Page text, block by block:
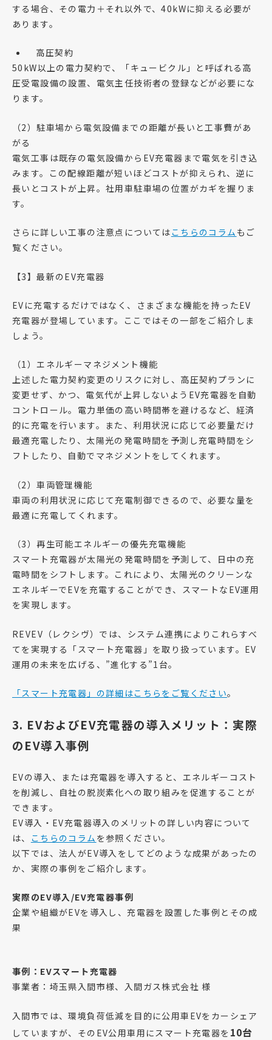
する場合、その電力＋それ以外で、40kWに抑える必要が
あります。
高圧契約
50kW以上の電力契約で、「キュービクル」と呼ばれる高
圧受電設備の設置、電気主任技術者の登録などが必要にな
ります。
（2）駐車場から電気設備までの距離が長いと工事費があ
がる
電気工事は既存の電気設備からEV充電器まで電気を引き込
みます。この配線距離が短いほどコストが抑えられ、逆に
長いとコストが上昇。社用車駐車場の位置がカギを握りま
す。
さらに詳しい工事の注意点については こちらのコラム もご
覧ください。
【3】最新のEV充電器
EVに充電するだけではなく、さまざまな機能を持ったEV
充電器が登場しています。ここではその一部をご紹介しま
しょう。
（1）エネルギーマネジメント機能
上述した電力契約変更のリスクに対し、高圧契約プランに
変更せず、かつ、電気代が上昇しないようEV充電器を自動
コントロール。電力単価の高い時間帯を避けるなど、経済
的に充電を行います。また、利用状況に応じて必要量だけ
最適充電したり、太陽光の発電時間を予測し充電時間をシ
フトしたり、自動でマネジメントをしてくれます。
（2）車両管理機能
車両の利用状況に応じて充電制御できるので、必要な量を
最適に充電してくれます。
（3）再生可能エネルギーの優先充電機能
スマート充電器が太陽光の発電時間を予測して、日中の充
電時間をシフトします。これにより、太陽光のクリーンな
エネルギーでEVを充電することができ、スマートなEV運用
を実現します。
REVEV（レクシヴ）では、システム連携によりこれらすべ
てを実現する「スマート充電器」を取り扱っています。EV
運用の未来を広げる、”進化する”1台。
「スマート充電器」の詳細はこちらをご覧ください。
3. EVおよびEV充電器の導入メリット：実際
のEV導入事例
EVの導入、または充電器を導入すると、エネルギーコスト
を削減し、自社の脱炭素化への取り組みを促進することが
できます。
EV導入・EV充電器導入のメリットの詳しい内容について
は、
こちらのコラム を参照ください。
以下では、法人がEV導入をしてどのような成果があったの
か、実際の事例をご紹介します。
実際のEV導入/EV充電器事例
企業や組織がEVを導入し、充電器を設置した事例とその成
果
事例： EVスマート充電器
事業者：埼玉県入間市様、入間ガス株式会社 様
入間市では、環境負荷低減を目的に公用車EVをカーシェア
していますが、そのEV公用車用にスマート充電器を 10台